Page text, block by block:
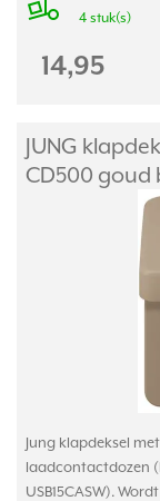
4 stuk(s)
14,95
JUNG
CD500 goud
Jung klapdeksel
laadcontactdozen
USB15CASW).